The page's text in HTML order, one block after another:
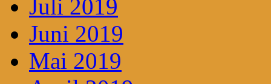
Juli 2019
Juni 2019
Mai 2019